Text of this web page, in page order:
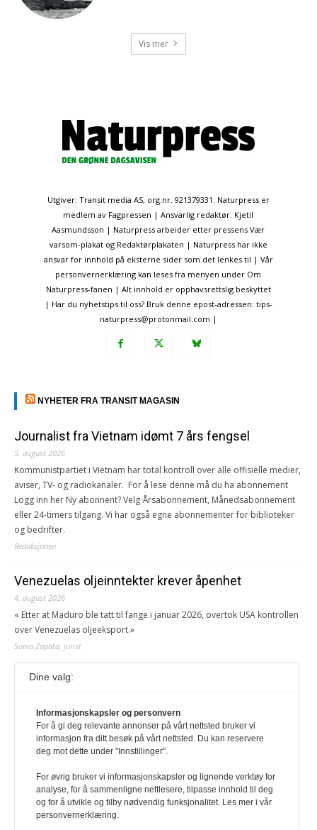
Vis mer
Utgiver: Transit media AS, org.nr. 921379331. Naturpress er
medlem av Fagpressen | Ansvarlig redaktør: Kjetil
Aasmundsson | Naturpress arbeider etter pressens Vær
varsom-plakat og Redaktørplakaten | Naturpress har ikke
ansvar for innhold på eksterne sider som det lenkes til | Vår
personvernerklæring kan leses fra menyen under Om
Naturpress-fanen | Alt innhold er opphavsrettslig beskyttet
| Har du nyhetstips til oss? Bruk denne epost-adressen: tips-
naturpress@protonmail.com |
NYHETER FRA TRANSIT MAGASIN
Journalist fra Vietnam idømt 7 års fengsel
5. august 2026
Kommunistpartiet i Vietnam har total kontroll over alle offisielle medier,
aviser, TV- og radiokanaler. For å lese denne må du ha abonnement
Logg inn her Ny abonnent? Velg Årsabonnement, Månedsabonnement
eller 24-timers tilgang. Vi har også egne abonnementer for biblioteker
og bedrifter.
Redaksjonen
Venezuelas oljeinntekter krever åpenhet
4. august 2026
« Etter at Maduro ble tatt til fange i januar 2026, overtok USA kontrollen
over Venezuelas oljeeksport.»
Sonia Zapata, jurist
117,8 millioner er på flukt, en nedgang fra forrige
1. august 2026
Ville ha tilsvart verdens trettende største land i folketall. For å lese
denne må du ha abonnement Logg inn her Ny abonnent? Velg
også egne abonnementer for biblioteker og bedrifter.
Redaksjonen
Dine valg:
Informasjonskapsler og personvern
For å gi deg relevante annonser på vårt nettsted bruker vi
informasjon fra ditt besøk på vårt nettsted. Du kan reservere
deg mot dette under "Innstillinger".
For øvrig bruker vi informasjonskapsler og lignende verktøy for
analyse, for å sammenligne nettlesere, tilpasse innhold til deg
og for å utvikle og tilby nødvendig funksjonalitet. Les mer i vår
personvernerklæring.